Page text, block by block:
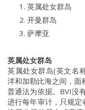
英属处女群岛
开曼群岛
萨摩亚
英属处女群岛
英属处女群岛(英文名
洋和加勒比海之间，
普通法为依据。BVI没
进行每年审计，只规